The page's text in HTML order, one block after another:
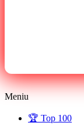
Meniu
🏆 Top 100